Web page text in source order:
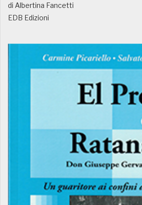
di Albertina Fancetti
EDB Edizioni